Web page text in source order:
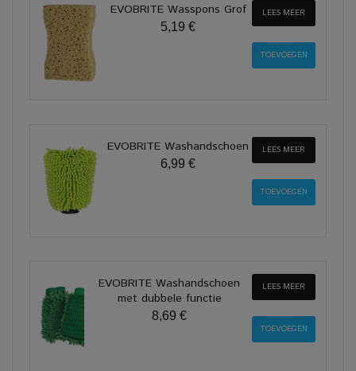
EVOBRITE Wasspons Grof
5,19 €
LEES MEER
EVOBRITE Washandschoen
6,99 €
LEES MEER
EVOBRITE Washandschoen
met dubbele functie
8,69 €
LEES MEER